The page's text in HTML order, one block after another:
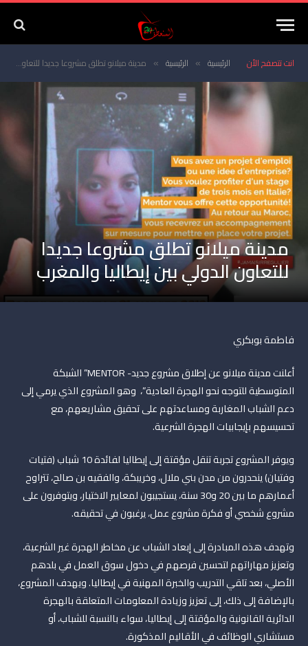
انت تتصفح الأن الرئيسية » الرئيسية » مدينة ميلانو تطلق مشروعا جديدا للتعاون الدولي بين إيطاليا والمغرب
مدينة ميلانو تطلق مشروعا جديدا
للتعاون الدولي بين إيطاليا والمغرب
فاطمة بوبكري
أعلنت مدينة ميلانو عن إطلاق مشروع جديد- MENTOR” الشبكة
المتوسطية للتوجه نحو الهجرة العادية”، وهو المشروع الذي يرمي إلى
دعم الشباب المغاربة ومساعدتهم على تحقيق مشاريعهم، مع
تحسيسهم بإيجابيات الهجرة الشرعية.
ويوفر المشروع تجربة تنقل مؤقتة إلى إيطاليا لفائدة 10 شباب (فتيات
وفتيان) ينحدرون من مدن بني ملال، وخريبكة، والفقيه بن صالح، تتراوح
أعمارهم ما بين 20 و30 سنة، يستجيبون لمعايير الاختيار، ويتوفرون على
مشروع شخصي أو فكرة مشروع عمل، يرغبون في تحقيقه.
وتهدف هذه المبادرة إلى إبعاد الشباب عن مخاطر الهجرة غير الشرعية،
وتعزيز مهاراتهم لتحسين فرصهم في دخول سوق العمل في بلدهم
الأصلي، بعد تلقي التدريب والخبرة المهنية في إيطاليا. ويهدف المشروع،
بالإضافة إلى ذلك، إلى تعزيز وزيادة المعلومات المتعلقة بالهجرة
الدائرية القانونية والمؤقتة إلى إيطاليا، سواء بالنسبة للشباب، أو
مستشاري الوظائف في الأقاليم المذكورة.